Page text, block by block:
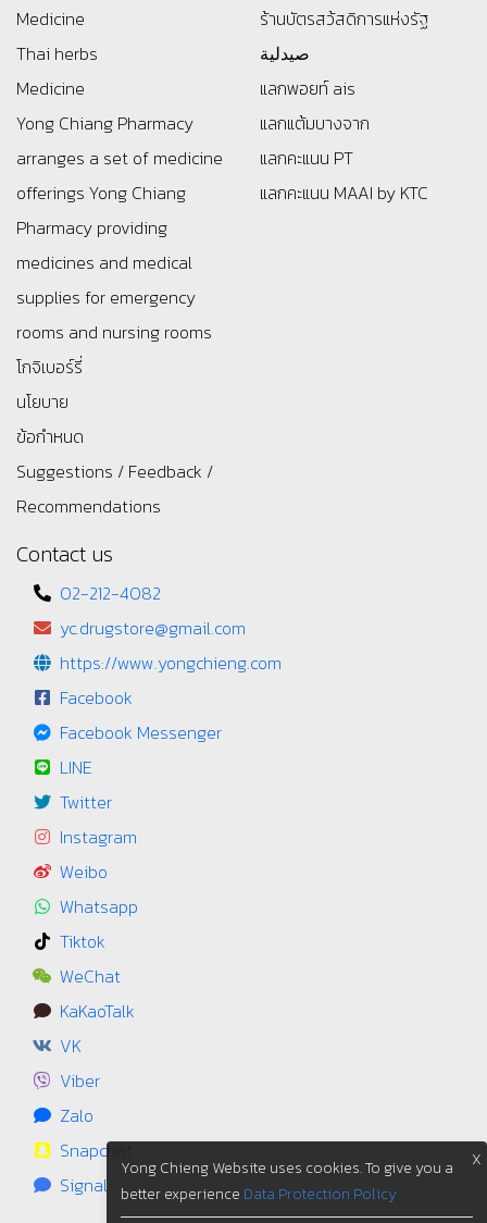
Medicine
Thai herbs
Medicine
Yong Chiang Pharmacy
arranges a set of medicine
offerings Yong Chiang
Pharmacy providing
medicines and medical
supplies for emergency
rooms and nursing rooms
โกจิเบอร์รี่
นโยบาย
ข้อกำหนด
Suggestions / Feedback /
Recommendations
ร้านบัตรสว้สดิการแห่งรัฐ
صيدلية
แลกพอยท์ ais
แลกแต้มบางจาก
แลกคะแนน PT
แลกคะแนน MAAI by KTC
Contact us
02-212-4082
yc.drugstore@gmail.com
https://www.yongchieng.com
Facebook
Facebook Messenger
LINE
Twitter
Instagram
Weibo
Whatsapp
Tiktok
WeChat
KaKaoTalk
VK
Viber
Zalo
Snapchat
Signal
X
Yong Chieng Website uses cookies. To give you a
better experience Data Protection Policy